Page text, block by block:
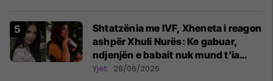
Shtatzënia me IVF, Xheneta i reagon
ashpër Xhuli Nurës: Ke gabuar,
ndjenjën e babait nuk mund t'ia
plotësosh kurrë
Yjet 28/06/2026